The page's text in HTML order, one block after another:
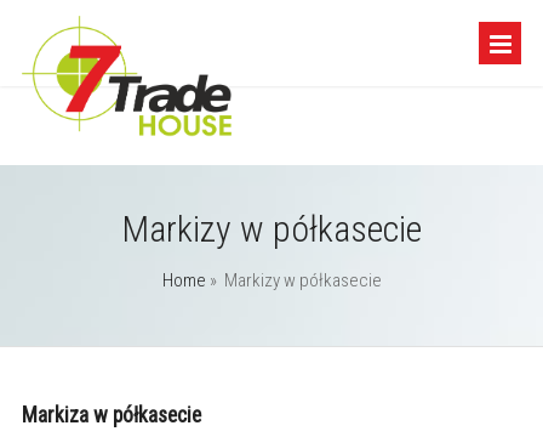
Markizy w półkasecie
Home » Markizy w półkasecie
Markiza w półkasecie